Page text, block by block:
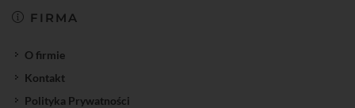
FIRMA
O firmie
Kontakt
Polityka Prywatności